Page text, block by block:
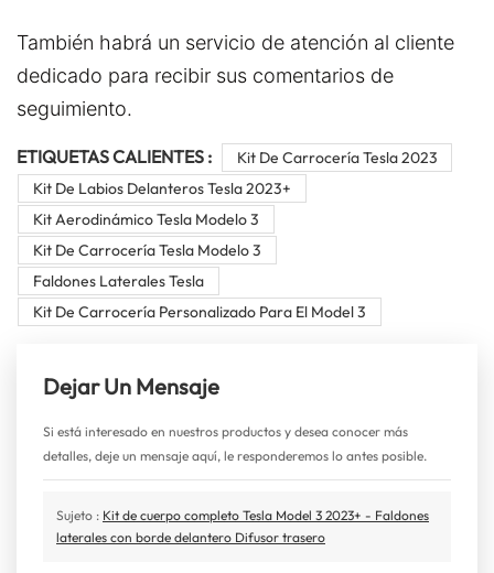
También habrá un servicio de atención al cliente
dedicado para recibir sus comentarios de
seguimiento.
ETIQUETAS CALIENTES :
Kit De Carrocería Tesla 2023
Kit De Labios Delanteros Tesla 2023+
Kit Aerodinámico Tesla Modelo 3
Kit De Carrocería Tesla Modelo 3
Faldones Laterales Tesla
Kit De Carrocería Personalizado Para El Model 3
Dejar Un Mensaje
Si está interesado en nuestros productos y desea conocer más
detalles, deje un mensaje aquí, le responderemos lo antes posible.
Sujeto : Kit de cuerpo completo Tesla Model 3 2023+ - Faldones
laterales con borde delantero Difusor trasero